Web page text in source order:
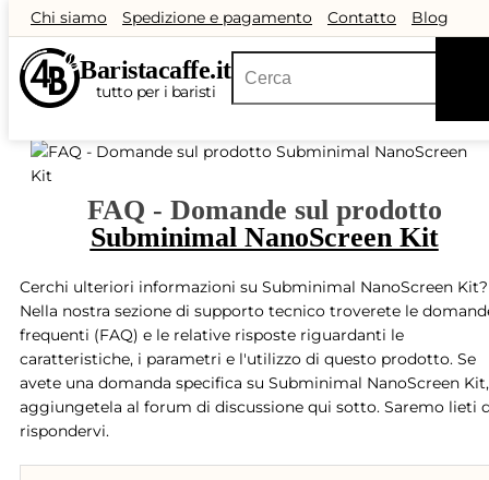
Chi siamo Spedizione e pagamento Contatto
Blog
Recensioni
All&#39;ingrosso Buoni regalo Speciali
Baristacaffe.it
tutto per i baristi
FAQ - Domande sul prodotto
Subminimal NanoScreen Kit
Cerchi ulteriori informazioni su Subminimal NanoScreen Kit?
Nella nostra sezione di supporto tecnico troverete le
frequenti (FAQ) e le relative risposte riguardanti le
caratteristiche, i parametri e l'utilizzo di questo prodotto. Se
avete una domanda specifica su Subminimal NanoScreen Kit,
aggiungetela al forum di discussione qui sotto. Saremo lieti
rispondervi.